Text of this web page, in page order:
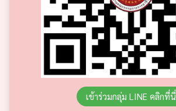
เข้าร่วมกลุ่ม LINE คลิกที่นี่